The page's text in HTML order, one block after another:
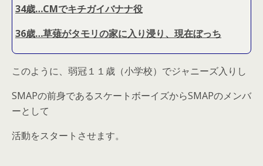
34歳…CMでキチガイバナナ役
36歳…草薙がタモリの家に入り浸り、現在ぼっち
このように、弱冠１１歳（小学校）でジャニーズ入りし
SMAPの前身であるスケートボーイズからSMAPのメンバ
ーとして
活動をスタートさせます。